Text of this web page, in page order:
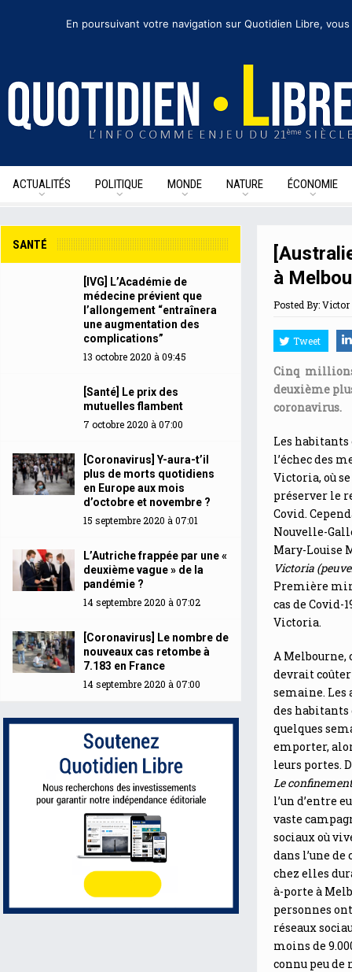
ACTUALITÉS POLITIQUE MONDE NATURE ÉCONOMIE
à
Posted By:Victor
Tweet
Cinq millions
deuxième
coronavirus.
Les habitants
l’échec des
Victoria, où
préserver le
Covid.
Nouvelle-
Mary-Louise
Victoria
Première
cas de Covid-
Victoria.
A Melbourne,
devrait
semaine. Les
des habitants
quelques
emporter,
leurs portes.
Le
l’un d’entre
vaste
sociaux où
dans l’une
chez elles
à-porte à
personnes
réseaux
moins de
connu peu
SANTÉ
[IVG] L’Académie de
médecine prévient que
l’allongement “entraînera
une augmentation des
complications”
13 octobre 2020 à 09:45
[Santé] Le prix des
mutuelles flambent
7 octobre 2020 à 07:00
[Coronavirus] Y-aura-t’il
plus de morts quotidiens
en Europe aux mois
d’octobre et novembre ?
15 septembre 2020 à 07:01
L’Autriche frappée par une «
deuxième vague » de la
pandémie ?
14 septembre 2020 à 07:02
[Coronavirus] Le nombre de
nouveaux cas retombe à
7.183 en France
14 septembre 2020 à 07:00
En poursuivant votre navigation sur Quotidien Libre,